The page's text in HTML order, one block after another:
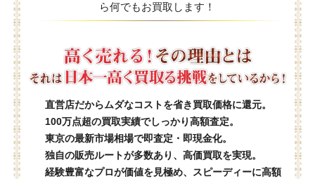
ら何でもお買取します！
直営店だからムダなコストを省き買取価格に還元。
100万点超の買取実績でしっかり高額査定。
東京の最新市場相場で即査定・即現金化。
独自の販売ルートが多数あり、高価買取を実現。
経験豊富なプロが価値を見極め、スピーディーに高額